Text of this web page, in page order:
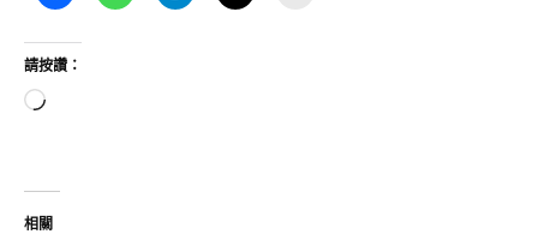
請按讚：
正
入...
相關